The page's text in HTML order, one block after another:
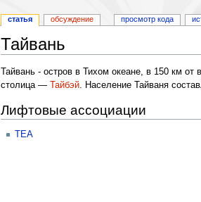
Тайвань
Перейти
к
Перейти
к
Тайвань - остров в Тихом океане, в 150 км от
столица —
Тайбэй. Население Тайваня
Лифтовые ассоциации
TEA
статья обсуждение просмотр кода